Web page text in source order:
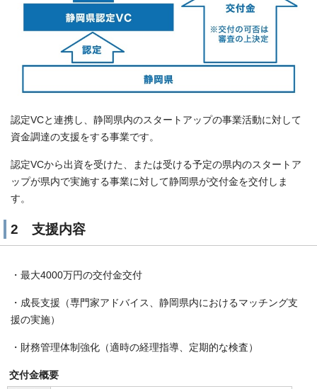
認定VCと連携し、静岡県内のスタートアップの事業活動に対して
資金調達の支援をする事業です。
認定VCから出資を受けた、または受ける予定の県内のスタートア
ップが県内で実施する事業に対して静岡県が交付金を交付しま
す。
2 支援内容
・最大4000万円の交付金交付
・成長支援（専門家アドバイス、静岡県内におけるマッチング支
援の実施）
・財務管理体制強化（適時の経理指導、定期的な検査）
交付金概要